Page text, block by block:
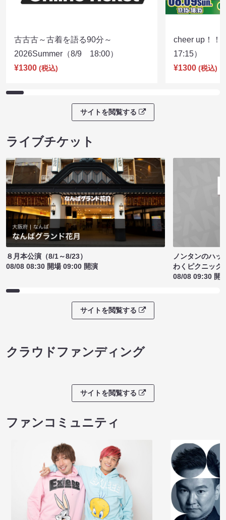
古古古～古着を語る90分～
2026Summer（8/9 18:00）
¥1300 (税込)
cheer up！
17:15）
¥1300 (税込)
サイトを閲覧する
ライブチケット
８月本公演（8/1～8/23）
08/08 08:30 開場 09:00 開演
ノンタンのハッ
わくピクニック
08/08 09:30 開
サイトを閲覧する
クラウドファンディング
サイトを閲覧する
ファンコミュニティ